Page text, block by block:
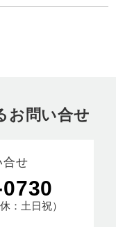
お問い合せ
合せ
：土日祝）